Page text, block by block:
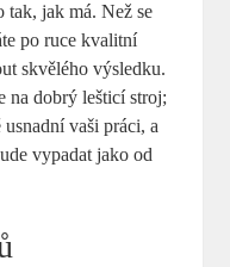
tak, jak má. Než se
po ruce kvalitní
skvělého výsledku.
na dobrý lešticí stroj;
vaši práci, a
vypadat jako od